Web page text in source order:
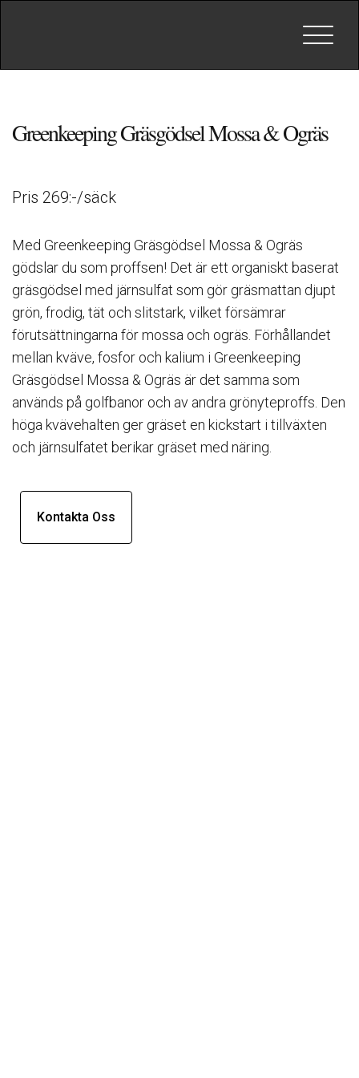
Toggle
Greenkeeping Gräsgödsel Mossa & Ogräs
Pris 269:-/säck
Med Greenkeeping Gräsgödsel Mossa & Ogräs
gödslar du som proffsen! Det är ett organiskt baserat
gräsgödsel med järnsulfat som gör gräsmattan djupt
grön, frodig, tät och slitstark, vilket försämrar
förutsättningarna för mossa och ogräs. Förhållandet
mellan kväve, fosfor och kalium i Greenkeeping
Gräsgödsel Mossa & Ogräs är det samma som
används på golfbanor och av andra grönyteproffs. Den
höga kvävehalten ger gräset en kickstart i tillväxten
och järnsulfatet berikar gräset med näring.
Kontakta Oss